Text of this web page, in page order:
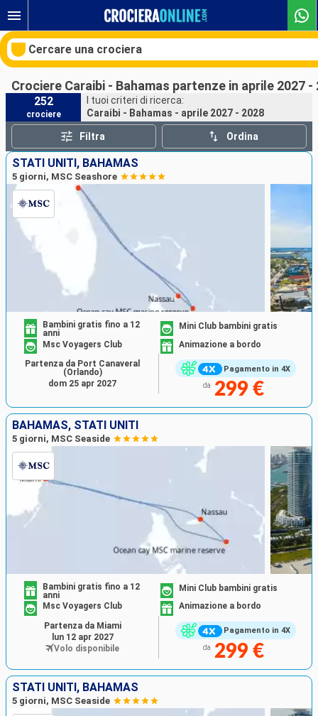
Cercare una crociera
Le nostre destinazioni
Mesi di partenza
Porti
Crociere Caraibi - Bahamas partenze in aprile 2027 -
252
crociere
I tuoi criteri di ricerca:
Caraibi - Bahamas - aprile 2027 - 2028
Filtra Ordina
STATI UNITI, BAHAMAS
5 giorni, MSC Seashore
Pagamento in 4X
Bambini gratis fino a 12
anni
Mini Club bambini gratis
Msc Voyagers Club
Animazione a bordo
da 299 €
Partenza da Port Canaveral
(Orlando)
dom 25 apr 2027
BAHAMAS, STATI UNITI
5 giorni, MSC Seaside
Pagamento in 4X
Bambini gratis fino a 12
anni
Mini Club bambini gratis
Msc Voyagers Club
Animazione a bordo
da 299 €
Partenza da Miami
lun 12 apr 2027
Volo disponibile
STATI UNITI, BAHAMAS
5 giorni, MSC Seaside